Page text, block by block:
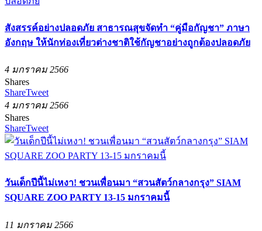
สังสรรค์อย่างปลอดภัย สาธารณสุขจัดทำ “คู่มือกัญชา” ภาษา
อังกฤษ ให้นักท่องเที่ยวต่างชาติใช้กัญชาอย่างถูกต้องปลอดภัย
4 มกราคม 2566
Shares
ShareTweet
4 มกราคม 2566
Shares
ShareTweet
วันเด็กปีนี้ไม่เหงา! ชวนเพื่อนมา “สวนสัตว์กลางกรุง” SIAM
SQUARE ZOO PARTY 13-15 มกราคมนี้
11 มกราคม 2566